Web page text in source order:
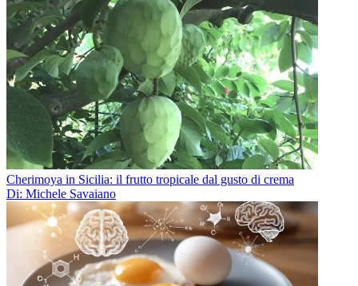
Cherimoya in Sicilia: il frutto tropicale dal gusto di crema
Di: Michele Savaiano